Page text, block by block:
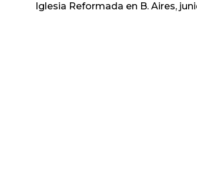
Iglesia Reformada en B. Aires,